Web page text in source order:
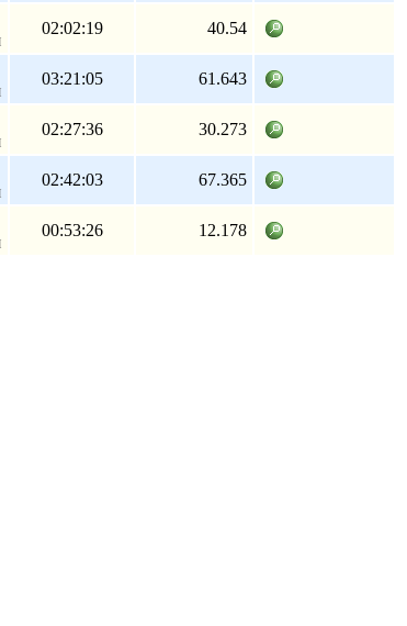
02:02:19 40.54
03:21:05 61.643
02:27:36 30.273
02:42:03 67.365
00:53:26 12.178